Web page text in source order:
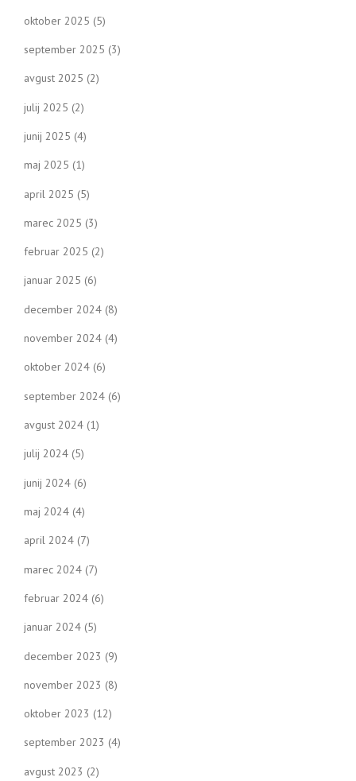
oktober 2025 (5)
september 2025 (3)
avgust 2025 (2)
julij 2025 (2)
junij 2025 (4)
maj 2025 (1)
april 2025 (5)
marec 2025 (3)
februar 2025 (2)
januar 2025 (6)
december 2024 (8)
november 2024 (4)
oktober 2024 (6)
september 2024 (6)
avgust 2024 (1)
julij 2024 (5)
junij 2024 (6)
maj 2024 (4)
april 2024 (7)
marec 2024 (7)
februar 2024 (6)
januar 2024 (5)
december 2023 (9)
november 2023 (8)
oktober 2023 (12)
september 2023 (4)
avgust 2023 (2)